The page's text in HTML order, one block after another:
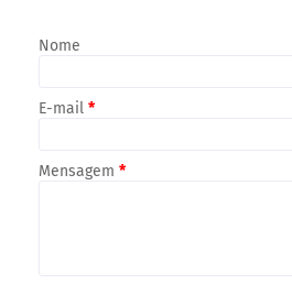
Nome
E-mail *
Mensagem *